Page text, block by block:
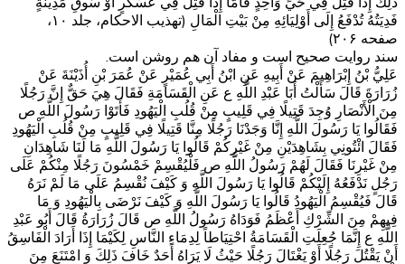
فَدِيَتُهُ تُدْفَعُ إِلَى أَوْلِيَائِهِ مِنْ بَيْتِ الْمَالِ‌ (تهذیب الاحکام، جلد ۱۰،
صفحه ۲۰۶)
سند روایت صحیح است و مفاد آن هم روشن است.
عَلِيُّ بْنُ إِبْرَاهِيمَ عَنْ أَبِيهِ عَنِ ابْنُ أَبِي عُمَيْرٍ عَنْ عُمَرَ بْنِ أُذَيْنَةَ عَنْ
زُرَارَةَ قَالَ سَأَلْتُ أَبَا عَبْدِ اللَّهِ ع عَنِ الْقَسَامَةِ فَقَالَ هِيَ حَقٌّ إِنَّ رَجُلًا
مِنَ الْأَنْصَارِ وُجِدَ قَتِيلًا فِي قَلِيبٍ مِنْ قُلُبِ الْيَهُودِ فَأَتَوْا رَسُولَ اللَّهِ ص
فَقَالُوا يَا رَسُولَ اللَّهِ إِنَّا وَجَدْنَا رَجُلًا مِنَّا قَتِيلًا فِي قَلِيبٍ مِنْ قُلُبِ الْيَهُودِ
فَقَالَ ائْتُونِي بِشَاهِدَيْنِ مِنْ غَيْرِكُمْ قَالُوا يَا رَسُولَ اللَّهِ مَا لَنَا شَاهِدَانِ
مِنْ غَيْرِنَا فَقَالَ لَهُمْ رَسُولُ اللَّهِ ص فَلْيُقْسِمْ خَمْسُونَ رَجُلًا مِنْكُمْ عَلَى
رَجُلٍ نَدْفَعُهُ إِلَيْكُمْ قَالُوا يَا رَسُولَ اللَّهِ وَ كَيْفَ نُقْسِمُ عَلَى مَا لَمْ نَرَهُ
قَالَ فَيُقْسِمُ الْيَهُودُ قَالُوا يَا رَسُولَ اللَّهِ وَ كَيْفَ نَرْضَى بِالْيَهُودِ وَ مَا
فِيهِمْ مِنَ الشِّرْكِ أَعْظَمُ فَوَدَاهُ رَسُولُ اللَّهِ ص قَالَ زُرَارَةُ قَالَ أَبُو عَبْدِ
اللَّهِ ع إِنَّمَا جُعِلَتِ الْقَسَامَةُ احْتِيَاطاً لِدِمَاءِ النَّاسِ لِكَيْمَا إِذَا أَرَادَ الْفَاسِقُ
أَنْ يَقْتُلَ رَجُلًا أَوْ يَغْتَالَ رَجُلًا حَيْثُ لَا يَرَاهُ أَحَدٌ خَافَ ذَلِكَ وَ امْتَنَعَ مِنَ